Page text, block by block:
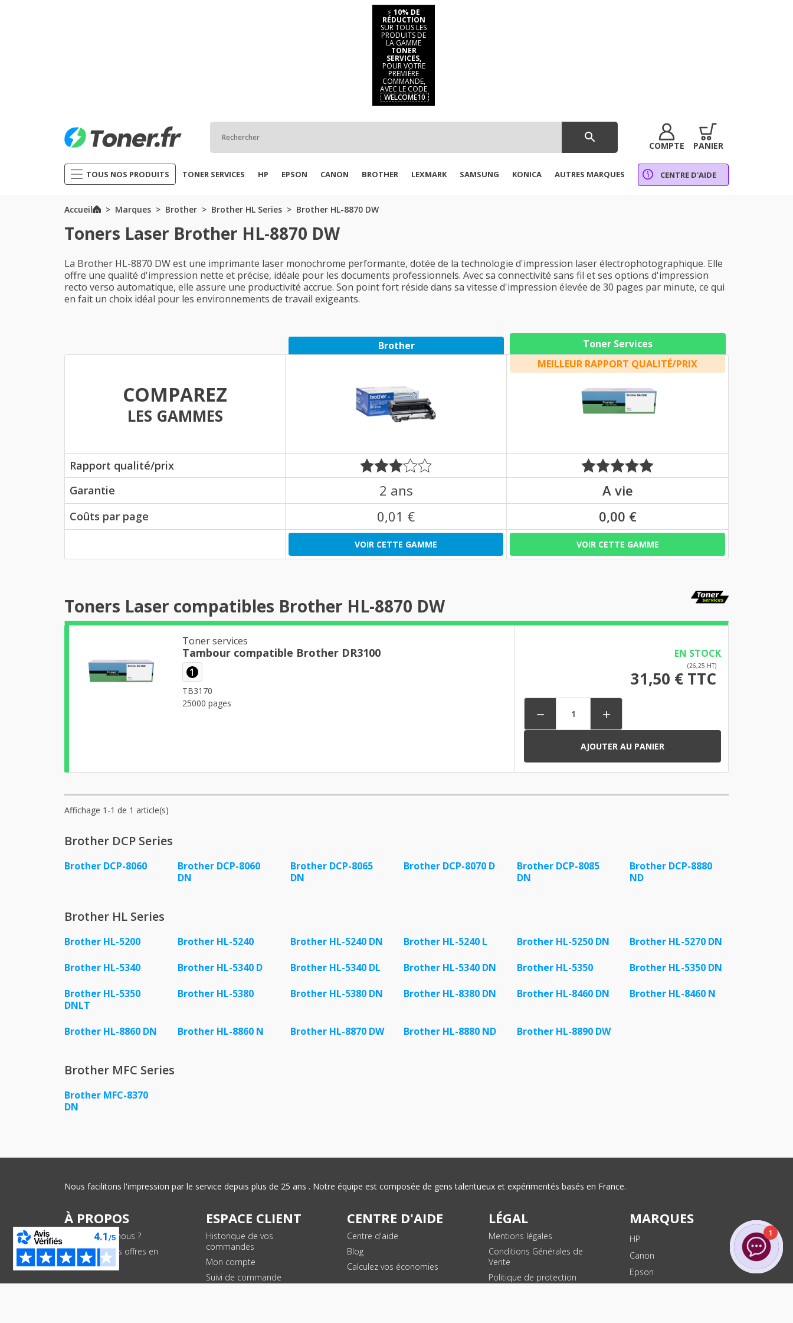
⚡ 10% DE
RÉDUCTION
SUR TOUS LES
PRODUITS DE
LA GAMME
TONER
SERVICES,
POUR VOTRE
PREMIÈRE
COMMANDE,
AVEC LE CODE
WELCOME10
search
COMPTE PANIER
TOUS NOS PRODUITS TONER SERVICES HP EPSON CANON BROTHER LEXMARK SAMSUNG KONICA AUTRES MARQUES CENTRE D'AIDE
Accueil Marques Brother Brother HL Series Brother HL-8870 DW
Toners Laser Brother HL-8870 DW
La Brother HL-8870 DW est une imprimante laser monochrome performante, dotée de la technologie d'impression laser électrophotographique. Elle
offre une qualité d'impression nette et précise, idéale pour les documents professionnels. Avec sa connectivité sans fil et ses options d'impression
recto verso automatique, elle assure une productivité accrue. Son point fort réside dans sa vitesse d'impression élevée de 30 pages par minute, ce qui
en fait un choix idéal pour les environnements de travail exigeants.
Brother Toner Services
COMPAREZ
LES GAMMES
MEILLEUR RAPPORT QUALITÉ/PRIX
Rapport qualité/prix
Garantie
2 ans A vie
Coûts par page 0,01 € 0,00 €
VOIR CETTE GAMME VOIR CETTE GAMME
Toners Laser compatibles Brother HL-8870 DW
Toner services
Tambour compatible Brother DR3100
1
TB3170
25000 pages
EN STOCK
(26,25 HT)
31,50 € TTC
 
AJOUTER AU PANIER
Affichage 1-1 de 1 article(s)
Brother DCP Series
Brother DCP-8060
Brother DCP-8060
DN
Brother DCP-8065
DN
Brother DCP-8070 D
Brother DCP-8085
DN
Brother DCP-8880
ND
Brother HL Series
Brother HL-5200 Brother HL-5240 Brother HL-5240 DN Brother HL-5240 L Brother HL-5250 DN
Brother HL-5270 DN
Brother HL-5340
Brother HL-5340 D Brother HL-5340 DL Brother HL-5340 DN Brother HL-5350
Brother HL-5350 DN
Brother HL-5350
DNLT
Brother HL-5380 Brother HL-5380 DN Brother HL-8380 DN Brother HL-8460 DN Brother HL-8460 N
Brother HL-8860 DN Brother HL-8860 N Brother HL-8870 DW Brother HL-8880 ND Brother HL-8890 DW
Brother MFC Series
Brother MFC-8370
DN
Nous facilitons l'impression par le service depuis plus de 25 ans . Notre équipe est composée de gens talentueux et expérimentés basés en France.
À PROPOS
Qui sommes-nous ?
Conditions des offres en
cours
ESPACE CLIENT
Historique de vos
commandes
Mon compte
Suivi de commande
CENTRE D'AIDE
Centre d'aide
Blog
Calculez vos économies
LÉGAL
Mentions légales
Conditions Générales de
Vente
Politique de protection
MARQUES
HP
Canon
Epson
1